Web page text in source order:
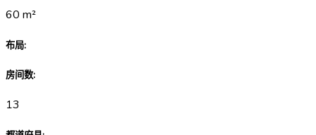
60 m²
布局:
房间数:
13